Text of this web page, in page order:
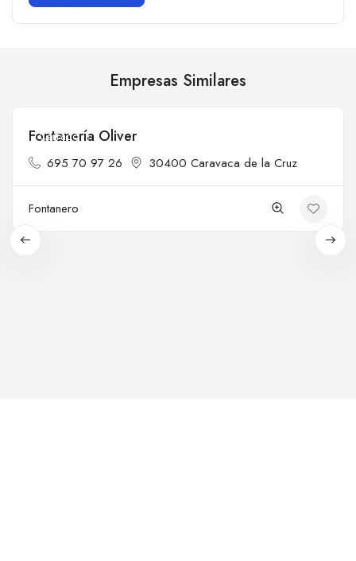
Empresas Similares
Cerrado
Fontanería Oliver
695 70 97 26 30400 Caravaca de la Cruz
Fontanero